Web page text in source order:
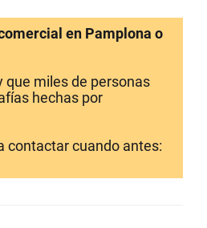
en Pamplona o
que miles de personas
hechas por
contactar cuando antes: